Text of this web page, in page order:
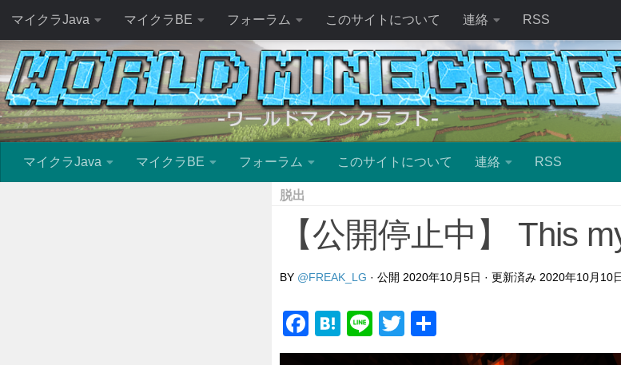
マイクラJava マイクラBE フォーラム このサイトについて 連絡 RSS
マイクラJava マイクラBE フォーラム このサイトについて 連絡 RSS
脱出
【公開停止中】 This
BY @FREAK_LG · 公開 2020年10月5日 · 更新済み 2020年10月10
Facebook
Hatena
LineTwitter
有